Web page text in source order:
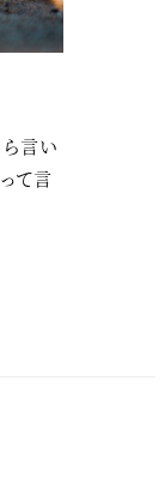
言い
て言